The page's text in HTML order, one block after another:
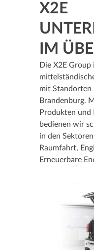
X2E
IM
Die X2E
mit Standorten
Brandenburg.
Produkten und
bedienen wir
in den
Raumfahrt,
Erneuerbare